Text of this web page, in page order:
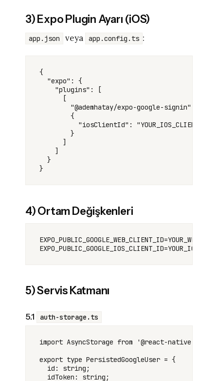
3) Expo Plugin Ayarı (iOS)
app.json veya app.config.ts :
{
  "expo": {
    "plugins": [
      [
        "@ademhatay/expo-google-signin",
        {
"iosClientId":
        }
      ]
    ]
  }
4) Ortam Değişkenleri
5) Servis Katmanı
5.1 auth-storage.ts
import AsyncStorage from '@react-native-
export type PersistedGoogleUser = {
  id: string;
  idToken: string;